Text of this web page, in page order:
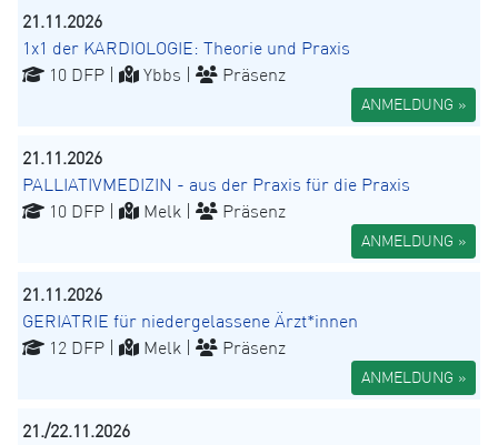
21.11.2026
1x1 der KARDIOLOGIE: Theorie und Praxis
10 DFP |
Ybbs | Präsenz
ANMELDUNG »
21.11.2026
PALLIATIVMEDIZIN - aus der Praxis für die Praxis
10 DFP |
Melk | Präsenz
ANMELDUNG »
21.11.2026
GERIATRIE für niedergelassene Ärzt*innen
12 DFP |
Melk | Präsenz
ANMELDUNG »
21./22.11.2026